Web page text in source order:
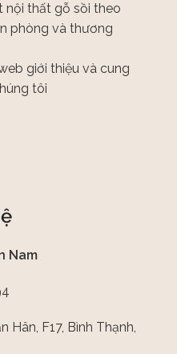
nội thất gỗ sồi theo
phòng và thương
giới thiệu và cung
tôi
Nam
Hân, F17, Bình Thạnh,